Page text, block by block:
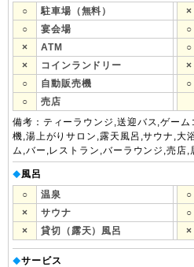
○ 駐車場（無料） ×
○
宴会場 ○
×
ATM ○
×
コインランドリー ×
○
自動販売機 ○
○
売店
備考：ティーラウンジ,送迎バス,ゲー
機,湯上がりサロン,露天風呂,サウナ,大
ム,バー,レストラン,バーラウンジ,売店,
◆風呂
○
温泉 ○
×
サウナ ○
×
貸切（露天）風呂 ×
◆サービス